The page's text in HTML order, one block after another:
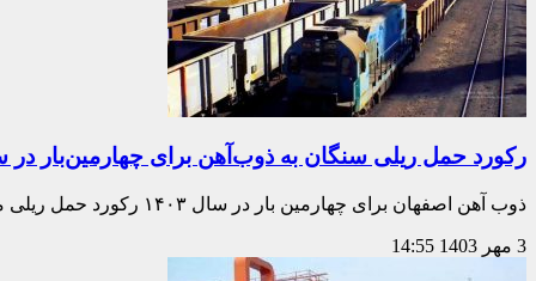
ركورد حمل ریلی سنگان به ذوب‌آهن برای چهارمین‌بار در سال ۱۴۰۳
ذوب آهن اصفهان برای چهارمین بار در سال ۱۴۰۳ رکورد حمل ریلی مواد معدنی از
3 مهر 1403 14:55